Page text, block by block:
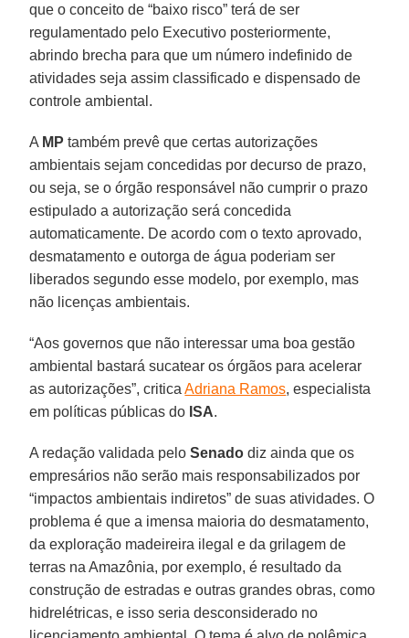
que o conceito de “baixo risco” terá de ser
regulamentado pelo Executivo posteriormente,
abrindo brecha para que um número indefinido de
atividades seja assim classificado e dispensado de
controle ambiental.
A MP também prevê que certas autorizações
ambientais sejam concedidas por decurso de prazo,
ou seja, se o órgão responsável não cumprir o prazo
estipulado a autorização será concedida
automaticamente. De acordo com o texto aprovado,
desmatamento e outorga de água poderiam ser
liberados segundo esse modelo, por exemplo, mas
não licenças ambientais.
“Aos governos que não interessar uma boa gestão
ambiental bastará sucatear os órgãos para acelerar
as autorizações”, criticaAdriana Ramos, especialista
em políticas públicas do ISA.
A redação validada peloSenado diz ainda que os
empresários não serão mais responsabilizados por
“impactos ambientais indiretos” de suas atividades. O
problema é que a imensa maioria do desmatamento,
da exploração madeireira ilegal e da grilagem de
terras na Amazônia, por exemplo, é resultado da
construção de estradas e outras grandes obras, como
hidrelétricas, e isso seria desconsiderado no